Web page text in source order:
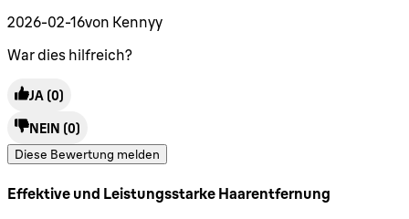
2026-02-16von Kennyy
War dies hilfreich?
JA (0)
NEIN (0)
Diese Bewertung melden
Effektive und Leistungsstarke Haarentfernung